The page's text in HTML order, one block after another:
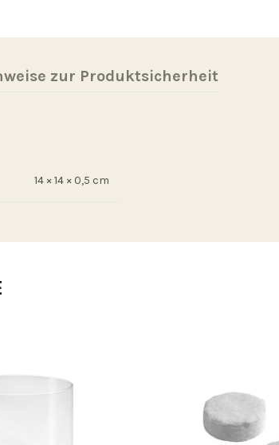
zur Produktsicherheit
14 × 14 × 0,5 cm